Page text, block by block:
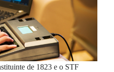
de 1823 e o STF￼